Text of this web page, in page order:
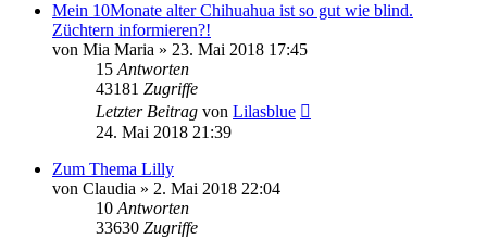
Mein 10Monate alter Chihuahua ist so gut wie blind.
Züchtern informieren?!
von Mia Maria » 23. Mai 2018 17:45
15 Antworten
43181 Zugriffe
Letzter Beitrag von Lilasblue
24. Mai 2018 21:39
Zum Thema Lilly
von Claudia » 2. Mai 2018 22:04
10 Antworten
33630 Zugriffe